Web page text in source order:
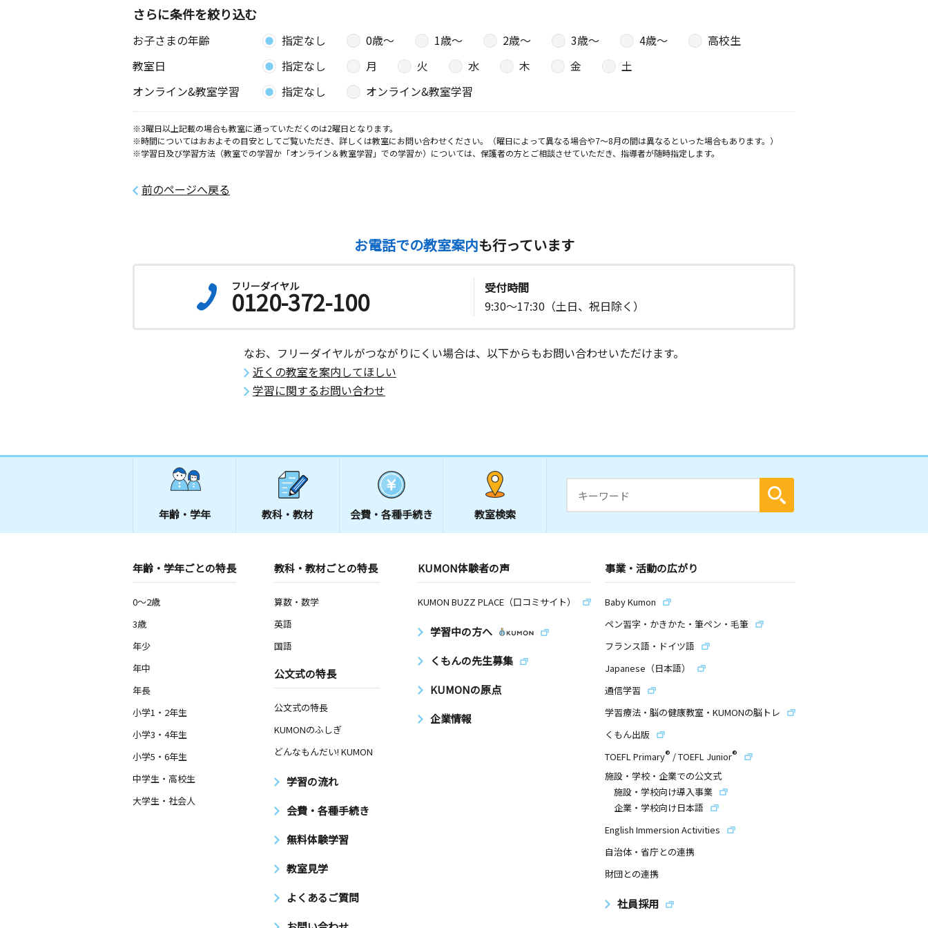
さらに条件を絞り込む
お子さまの年齢 指定なし 0歳〜 1歳〜 2歳〜 3歳〜 4歳〜
高校生
教室日
指定なし 月 火 水 木 金
土
オンライン&教室学習
指定なし オンライン&教室学習
※3曜日以上記載の場合も教室に通っていただくのは2曜日となります。
※時間についてはおおよその目安としてご覧いただき、詳しくは教室にお問い合わせください。（曜日によって異なる場合や7～8月の間は異なるといった場合もあります。）
※学習日及び学習方法（教室での学習か「オンライン＆教室学習」での学習か）については、保護者の方とご相談させていただき、指導者が随時指定します。
前のページへ戻る
お電話での教室案内も行っています
フリーダイヤル
0120-372-100
受付時間
9:30～17:30（土日、祝日除く）
なお、フリーダイヤルがつながりにくい場合は、以下からもお問い合わせいただけます。
近くの教室を案内してほしい
学習に関するお問い合わせ
年齢・学年 教科・教材 会費・ 各種手続き 教室検索
年齢・学年ごとの特長
0～2歳
3歳
年少
年中
年長
小学1・2年生
小学3・4年生
小学5・6年生
中学生・高校生
大学生・社会人
教科・教材ごとの特長
算数・数学
英語
国語
公文式の特長
公文式の特長
KUMONのふしぎ
どんなもんだい! KUMON
学習の流れ
会費・各種手続き
無料体験学習
教室見学
よくあるご質問
KUMON体験者の声
KUMON BUZZ PLACE（口コミサイト）
学習中の方へ
くもんの先生募集
KUMONの原点
企業情報
事業・活動の広がり
Baby Kumon
ペン習字・かきかた・筆ペン・毛筆
フランス語・ドイツ語
Japanese（日本語）
通信学習
学習療法・脳の健康教室・KUMONの脳トレ
くもん出版
TOEFL Primary® /TOEFL Junior®
施設・学校・企業での公文式
施設・学校向け導入事業
企業・学校向け日本語
English Immersion Activities
自治体・省庁との連携
財団との連携
社員採用